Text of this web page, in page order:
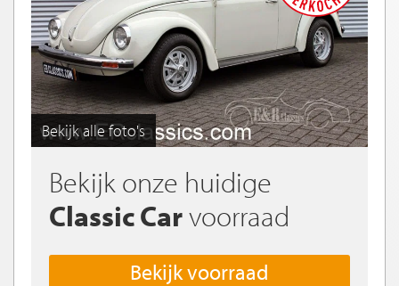
Bekijk alle foto's
Bekijk onze huidige
Classic Carvoorraad
Bekijk voorraad